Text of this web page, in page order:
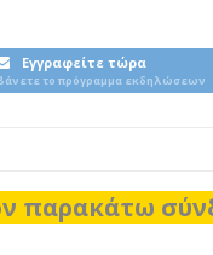
Εγγραφείτε τώρα
το πρόγραμμα εκδηλώσεων
παρακάτω